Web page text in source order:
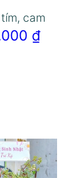
cam
₫